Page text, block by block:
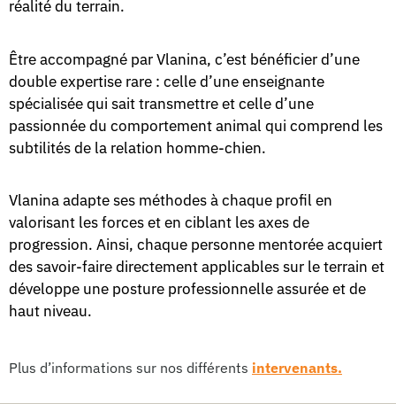
réalité du terrain.
Être accompagné par Vlanina, c’est bénéficier d’une
double expertise rare : celle d’une enseignante
spécialisée qui sait transmettre et celle d’une
passionnée du comportement animal qui comprend les
subtilités de la relation homme-chien.
Vlanina adapte ses méthodes à chaque profil en
valorisant les forces et en ciblant les axes de
progression. Ainsi, chaque personne mentorée acquiert
des savoir-faire directement applicables sur le terrain et
développe une posture professionnelle assurée et de
haut niveau.
Plus d’informations sur nos différents intervenants.